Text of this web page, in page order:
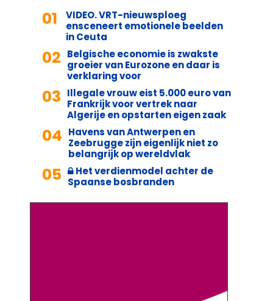
01
VIDEO. VRT-nieuwsploeg
ensceneert emotionele beelden
in Ceuta
02 Belgische economie is zwakste
groeier van Eurozone en daar is
verklaring voor
03 Illegale vrouw eist 5.000 euro van
Frankrijk voor vertrek naar
Algerije en opstarten eigen zaak
04 Havens van Antwerpen en
Zeebrugge zijn eigenlijk niet zo
belangrijk op wereldvlak
05
Het verdienmodel achter de
Spaanse bosbranden